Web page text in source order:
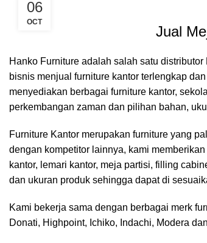
06
OCT
Jual
Hanko Furniture adalah salah satu
bisnis menjual furniture kantor terlengkap
menyediakan berbagai furniture kantor,
perkembangan zaman dan pilihan bahan,
Furniture Kantor merupakan furniture yang
dengan kompetitor lainnya, kami
kantor, lemari kantor, meja partisi, filling
dan ukuran produk sehingga dapat di
Kami bekerja sama dengan berbagai merk
Donati, Highpoint, Ichiko, Indachi, Modera